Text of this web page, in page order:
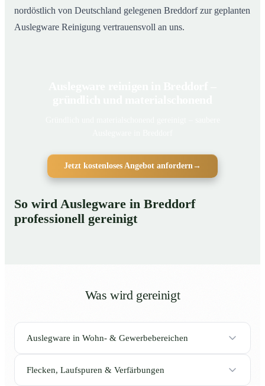
nordöstlich von Deutschland gelegenen Breddorf zur geplanten
Auslegware Reinigung vertrauensvoll an uns.
Jetzt kostenloses Angebot anfordern→
So wird Auslegware in Breddorf
professionell gereinigt
Was wird gereinigt
Auslegware in Wohn- & Gewerbebereichen
Flecken, Laufspuren & Verfärbungen